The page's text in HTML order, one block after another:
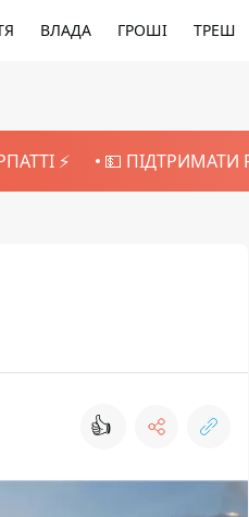
ВЛАДА ГРОШІ ТРЕШ
⚡️ 💵 ПІДТРИМАТИ
👍